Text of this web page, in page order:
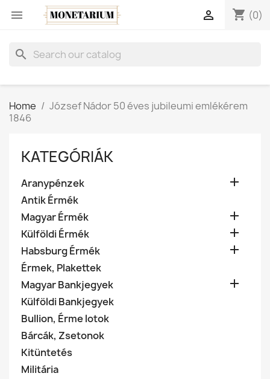
 shopping_cart (0)

search
Home
József Nádor 50 éves jubileumi emlékérem
1846
KATEGÓRIÁK
Aranypénzek 
Antik Érmék
Magyar Érmék

Külföldi Érmék 
Habsburg Érmék 
Érmek, Plakettek
Magyar Bankjegyek

Külföldi Bankjegyek
Bullion, Érme lotok
Bárcák, Zsetonok
Kitüntetés
Militária